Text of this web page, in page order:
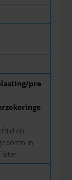
pre
en
in
later